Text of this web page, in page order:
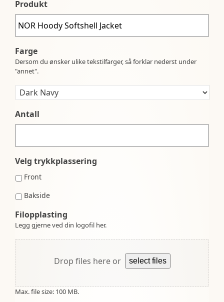
Produkt
Farge
Dersom du ønsker ulike tekstilfarger, så forklar nederst under
"annet".
Antall
Velg trykkplassering
Front
Bakside
Filopplasting
Legg gjerne ved din logofil her.
Drop files here or select files
Max. file size: 100 MB.